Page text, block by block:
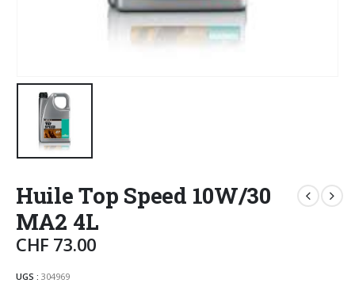
Huile Top Speed 10W/30
MA2 4L
CHF 73.00
UGS : 304969